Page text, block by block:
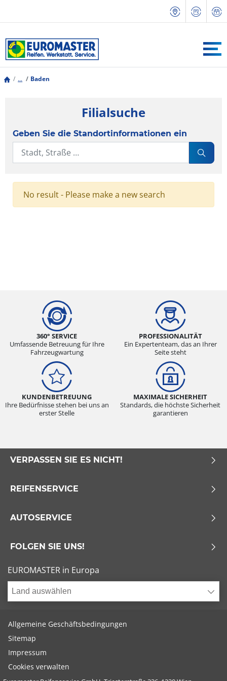
... Baden
Filialsuche
Geben Sie die Standortinformationen ein
No result - Please make a new search
360° SERVICE
Umfassende Betreuung für Ihre
Fahrzeugwartung
PROFESSIONALITÄT
Ein Expertenteam, das an Ihrer
Seite steht
KUNDENBETREUUNG
Ihre Bedürfnisse stehen bei uns an
erster Stelle
MAXIMALE SICHERHEIT
Standards, die höchste Sicherheit
garantieren
VERPASSEN SIE ES NICHT!
REIFENSERVICE
AUTOSERVICE
FOLGEN SIE UNS!
EUROMASTER in Europa
Land auswählen
Allgemeine Geschäftsbedingungen
Sitemap
Impressum
Cookies verwalten